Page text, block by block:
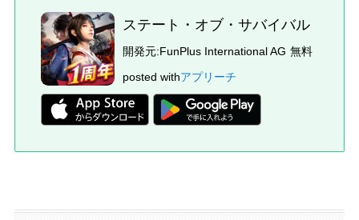
ステート・オブ・サバイバル
開発元:FunPlus International AG 無料
posted withアプリーチ